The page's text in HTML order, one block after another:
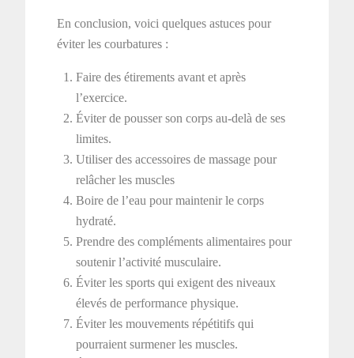
En conclusion, voici quelques astuces pour
éviter les courbatures :
Faire des étirements avant et après
l’exercice.
Éviter de pousser son corps au-delà de ses
limites.
Utiliser des accessoires de massage pour
relâcher les muscles
Boire de l’eau pour maintenir le corps
hydraté.
Prendre des compléments alimentaires pour
soutenir l’activité musculaire.
Éviter les sports qui exigent des niveaux
élevés de performance physique.
Éviter les mouvements répétitifs qui
pourraient surmener les muscles.